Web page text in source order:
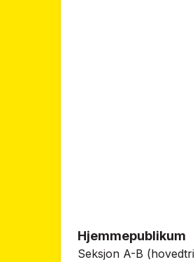
Hjemmepublikum
Seksjon A-B